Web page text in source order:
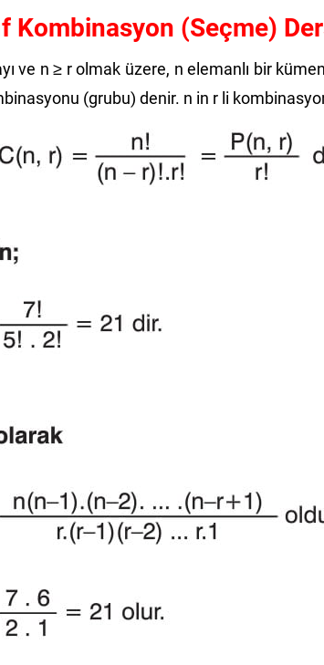
Kombinasyon (Seçme)
ve n ≥ r olmak üzere, n elemanlı bir
(grubu) denir. n in r li